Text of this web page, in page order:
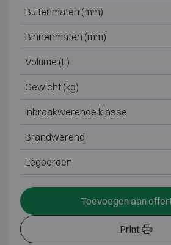
Buitenmaten (mm)
Binnenmaten (mm)
Volume (L)
Gewicht (kg)
Inbraakwerende klasse
Brandwerend
Legborden
Print
Toevoegen aan